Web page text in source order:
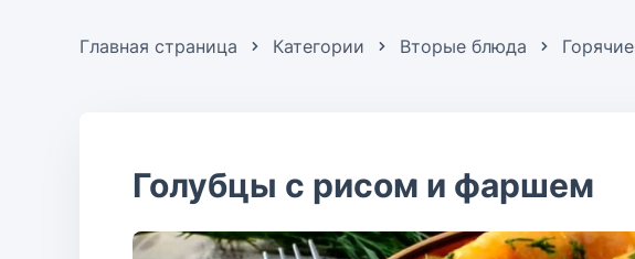
Главная страница Категории Вторые блюда
Голубцы с рисом и фаршем